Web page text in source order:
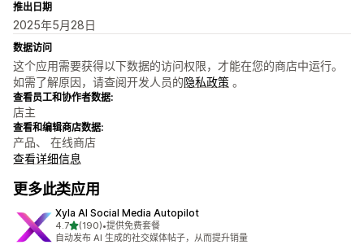
推出日期
2025年5月28日
数据访问
这个应用需要获得以下数据的访问权限，才能在您的商店中运行。
如需了解原因，请查阅开发人员的隐私政策 。
查看员工和协作者数据:
店主
查看和编辑商店数据:
产品、 在线商店
查看详细信息
更多此类应用
Xyla AI Social Media Autopilot
4.7星（满分 5 星）
(190)
总共 190 条评论
•提供免费套餐
自动发布 AI 生成的社交媒体帖子，从而提升销量